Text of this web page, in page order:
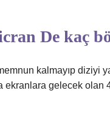
De kaç
kalmayıp diziyi
ekranlara gelecek olan